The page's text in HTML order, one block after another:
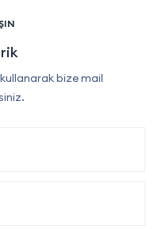
bize mail